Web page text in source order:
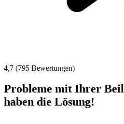
4,7 (795 Bewertungen)
Probleme mit Ihrer
haben die Lösung!